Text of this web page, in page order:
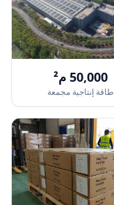
50,000 م²
طاقة إنتاجية مجمعة